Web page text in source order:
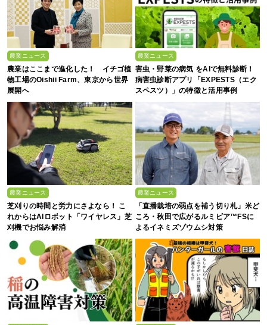
農業ニュース
農業はここまで進化した！ イチゴ植
物工場のOishii Farm、東京から世界
展開へ
農業ニュース
害虫・野菜の病気 をAIで無料診断！
病害虫診断アプリ「EXPESTS（エク
スペスツ）」の特徴と活用事例
農業ニュース
芝刈りの時間と労力にさよなら！ こ
れからはAIロボット「ワイヤレス」芝
刈機でお悩み解消
農業ニュース
「直播栽培の弱点を補う切り札」米ど
ころ・秋田で広がるルミビア™FSに
よるイネミズゾウムシ対策